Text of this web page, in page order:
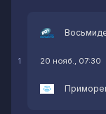
1 20 нояб., 07:30